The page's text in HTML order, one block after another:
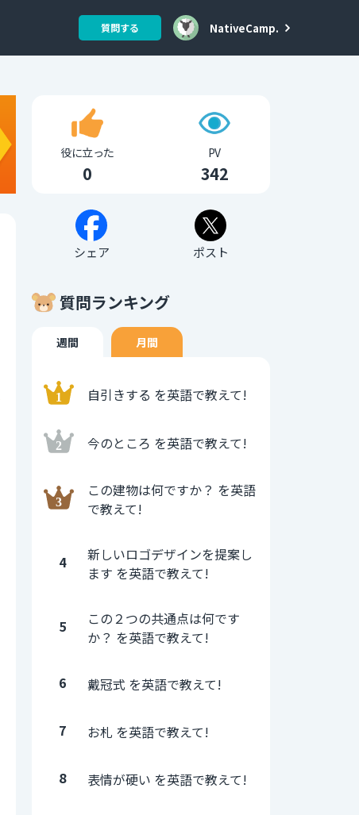
質問する NativeCamp.
役に立った
0
PV
342
シェア ポスト
質問ランキング
週間 月間
自引きする を英語で教えて!
今のところ を英語で教えて!
この建物は何ですか？ を英語
で教えて!
4
新しいロゴデザインを提案し
ます を英語で教えて!
5
この２つの共通点は何です
か？ を英語で教えて!
6 戴冠式 を英語で教えて!
7 お札 を英語で教えて!
8 表情が硬い を英語で教えて!